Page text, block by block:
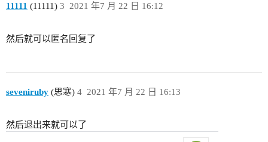
11111 (11111) 2021 年7 月 22 日 16:12
3
然后就可以匿名回复了
seveniruby (思寒) 2021 年7 月 22 日 16:13
4
然后退出来就可以了